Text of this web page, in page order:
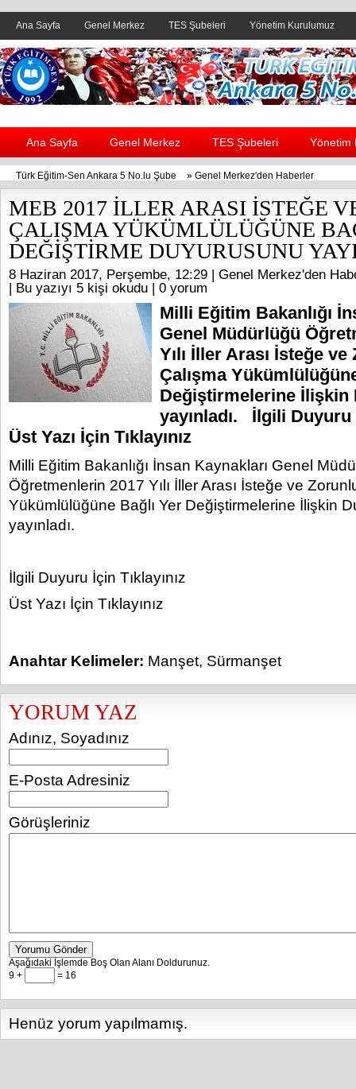
Ana Sayfa Genel Merkez TES Şubeleri Yönetim Kurulumuz
Header yanı reklam alanı
Ana Sayfa Genel Merkez TES Şubeleri Yönetim
Türk Eğitim-Sen Ankara 5 No.lu Şube » Genel Merkez'den Haberler
MEB 2017 İLLER ARASI İSTEĞE
ÇALIŞMA YÜKÜMLÜLÜĞÜNE
DEĞİŞTİRME DUYURUSUNU
8 Haziran 2017, Perşembe, 12:29 | Genel Merkez'den
| Bu yazıyı 5 kişi okudu | 0 yorum
Milli Eğitim Bakanlığı
Genel Müdürlüğü
Yılı İller Arası İsteğe
Çalışma
Değiştirmelerine İlişkin
yayınladı. İlgili Duyuru
Üst Yazı İçin Tıklayınız
Milli Eğitim Bakanlığı İnsan Kaynakları Genel
Öğretmenlerin 2017 Yılı İller Arası İsteğe ve
Yükümlülüğüne Bağlı Yer Değiştirmelerine İlişkin
yayınladı.
İlgili Duyuru İçin Tıklayınız
Üst Yazı İçin Tıklayınız
Anahtar Kelimeler: Manşet, Sürmanşet
YORUM YAZ
Adınız, Soyadınız
E-Posta Adresiniz
Görüşleriniz
Yorumu Gönder
Aşağıdaki İşlemde Boş Olan Alanı Doldurunuz.
9 +
= 16
Henüz yorum yapılmamış.